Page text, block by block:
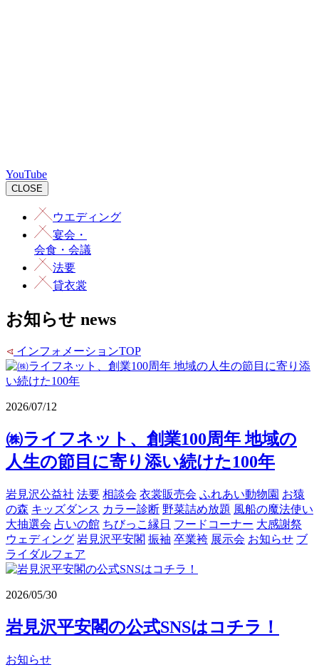
YouTube
CLOSE
ウエディング
宴会 ・
会食・会議
法要
貸衣裳
お知らせ news
インフォメーションTOP
2026/07/12
㈱ライフネット、創業100周年 地域の
人生の節目に寄り添い続けた100年
岩見沢公益社 法要 相談会 衣裳販売会 ふれあい動物園 お猿
の森 キッズダンス カラー診断 野菜詰め放題 風船の魔法使い
大抽選会 占いの館 ちびっこ縁日 フードコーナー 大感謝祭
ウェディング 岩見沢平安閣 振袖 卒業袴 展示会 お知らせ ブ
ライダルフェア
2026/05/30
岩見沢平安閣の公式SNSはコチラ！
お知らせ